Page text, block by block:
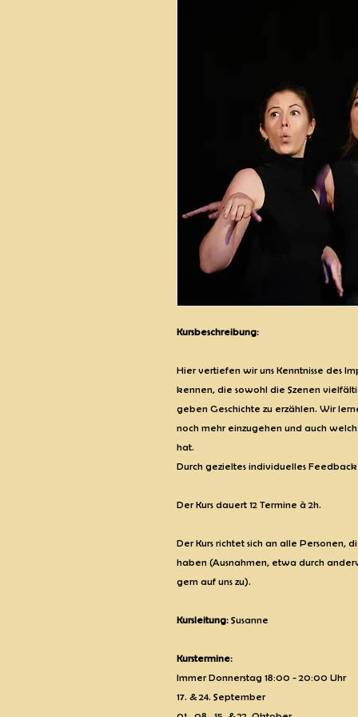
Kursbeschreibung:
Hier vertiefen wir uns Kenntnisse des
kennen, die sowohl die Szenen
geben Geschichte zu erzählen. Wir
noch mehr einzugehen und auch
hat.
Durch gezieltes individuelles
Der Kurs dauert 12 Termine à 2h.
Der Kurs richtet sich an alle Personen,
haben (Ausnahmen, etwa durch
gern auf uns zu).
Kursleitung: Susanne
Kurstermine:
Immer Donnerstag 18:00 - 20:00 Uhr
17. & 24. September